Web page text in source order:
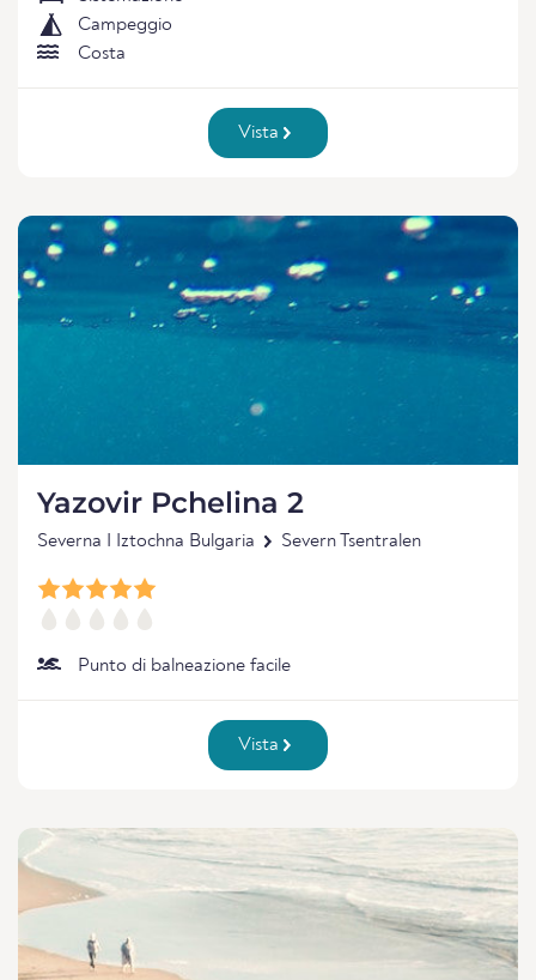
Campeggio
Costa
Vista
Yazovir Pchelina 2
Severna I Iztochna Bulgaria Severn Tsentralen
Punto di balneazione facile
Vista